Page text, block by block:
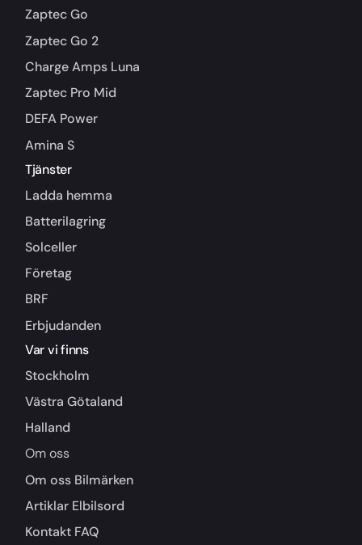
Zaptec Go
Zaptec Go 2
Charge Amps Luna
Zaptec Pro Mid
DEFA Power
Amina S
Tjänster
Ladda hemma
Batterilagring
Solceller
Företag
BRF
Erbjudanden
Var vi finns
Stockholm
Västra Götaland
Halland
Om oss
Om oss Bilmärken
Artiklar Elbilsord
Kontakt FAQ